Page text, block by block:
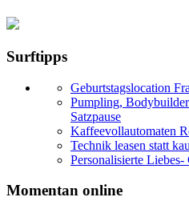
Surftipps
Geburtstagslocation
Pumpling,
Satzpause
Kaffeevollautomaten
Technik leasen statt
Personalisierte Liebes-
Momentan online